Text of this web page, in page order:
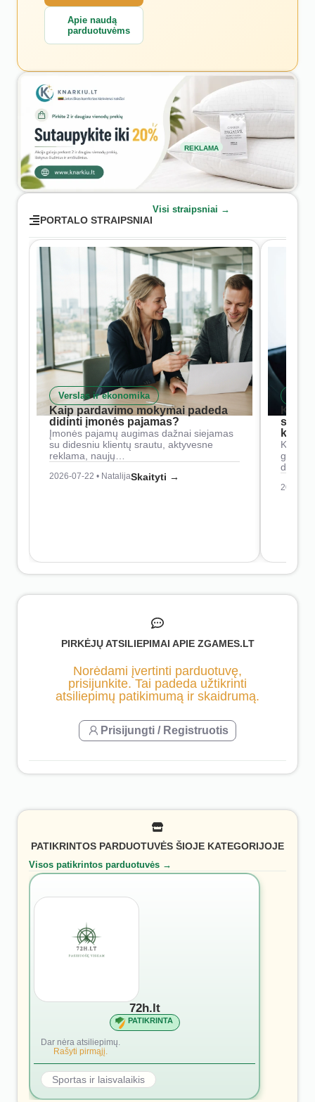
Apie naudą
parduotuvėms
REKLAMA
PORTALO STRAIPSNIAI
Visi straipsniai →
Verslas ir ekonomika
Kaip pardavimo mokymai padeda
didinti įmonės pajamas?
Įmonės pajamų augimas dažnai siejamas
su didesniu klientų srautu, aktyvesne
reklama, naujų…
2026-07-22 • NatalijaSkaityti →
Kaip
2026-
PIRKĖJŲ ATSILIEPIMAI APIE ZGAMES.LT
Norėdami įvertinti parduotuvę,
prisijunkite. Tai padeda užtikrinti
atsiliepimų patikimumą ir skaidrumą.
Prisijungti / Registruotis
PATIKRINTOS PARDUOTUVĖS ŠIOJE KATEGORIJOJE
Visos patikrintos parduotuvės →
72h.lt
PATIKRINTA
Dar nėra atsiliepimų.
Rašyti pirmąjį.
Sportas ir laisvalaikis